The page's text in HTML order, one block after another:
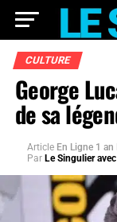
CULTURE
George
de sa
Article En Ligne 1 an
Par Le Singulier